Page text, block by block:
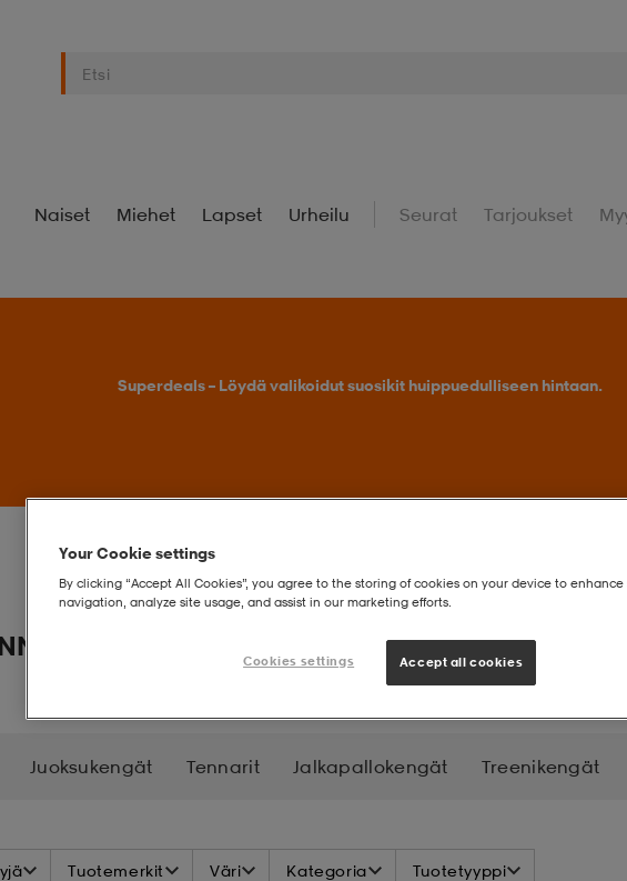
Naiset Miehet Lapset Urheilu Seurat Tarjoukset
Superdeals – Löydä valikoidut suosikit huippuedulliseen hintaan.
Juoksukengät Tennarit Jalkapallokengät Treenikengät
Tuotemerkit Väri Kategoria Tuotetyyppi
Your Cookie settings
By clicking “Accept All Cookies”, you agree to the storing of cookies on your device to enhance
navigation, analyze site usage, and assist in our marketing efforts.
Cookies settings Accept all cookies